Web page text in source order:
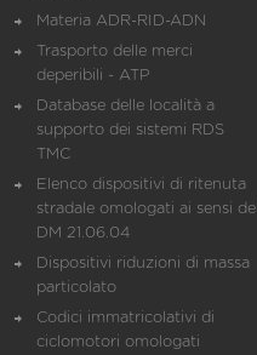
Materia ADR-RID-ADN
Trasporto delle merci
deperibili - ATP
Database delle località a
supporto dei sistemi RDS
TMC
Elenco dispositivi di ritenuta
stradale omologati ai sensi del
DM 21.06.04
Dispositivi riduzioni di massa
particolato
Codici immatricolativi di
ciclomotori omologati